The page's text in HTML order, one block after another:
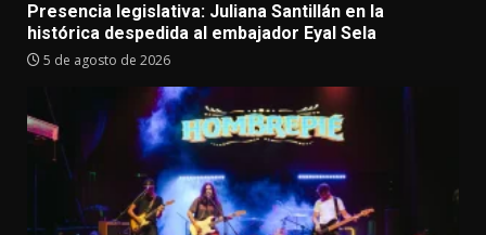
Presencia legislativa: Juliana Santillán en la
histórica despedida al embajador Eyal Sela
5 de agosto de 2026